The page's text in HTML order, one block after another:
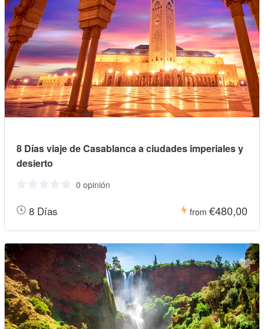
8 Días viaje de Casablanca a ciudades imperiales y
desierto
0 opinión
8 Días from €480,00